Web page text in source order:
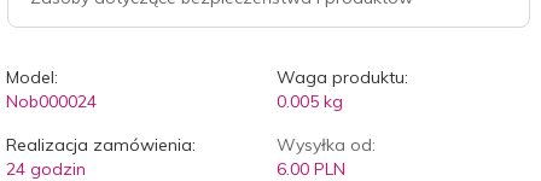
Model:
Nob000024
Waga produktu:
0.005 kg
Realizacja zamówienia:
24 godzin
Wysyłka od:
6.00 PLN